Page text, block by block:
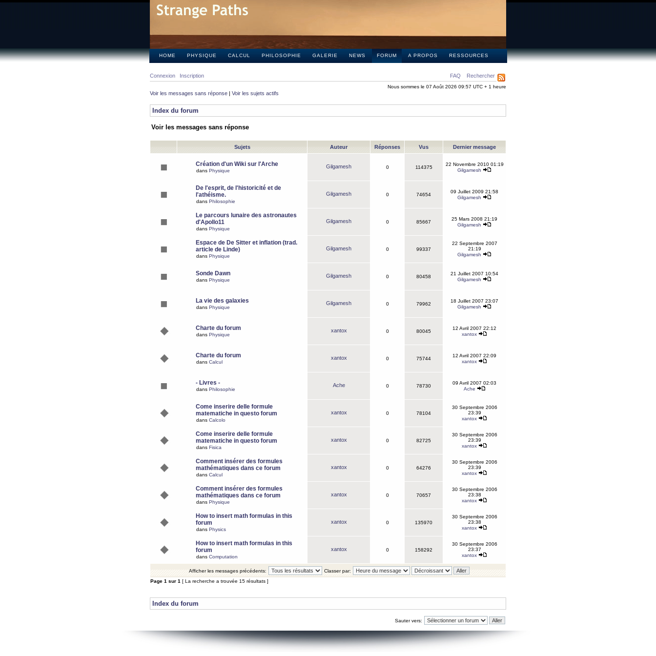
HOME PHYSIQUE CALCUL PHILOSOPHIE GALERIE NEWS FORUM A PROPOS RESSOURCES
FAQ Rechercher
Connexion Inscription
Nous sommes le 07 Août 2026 09:57 UTC + 1 heure
Voir les messages sans réponse | Voir les sujets actifs
Index du forum
Voir les messages sans réponse
Sujets Auteur Réponses Vus Dernier message
Création d'un Wiki sur l'Arche
dans Physique
Gilgamesh 0 114375
22 Novembre 2010 01:19
Gilgamesh
De l'esprit, de l'historicité et de
l'athéisme.
dans Philosophie
Gilgamesh 0 74654
09 Juillet 2009 21:58
Gilgamesh
Le parcours lunaire des astronautes
d'Apollo11
dans Physique
Gilgamesh 0 85667
25 Mars 2008 21:19
Gilgamesh
Espace de De Sitter et inflation (trad.
article de Linde)
dans Physique
Gilgamesh 0 99337
22 Septembre 2007
21:19
Gilgamesh
Sonde Dawn
dans Physique
Gilgamesh 0 80458
21 Juillet 2007 10:54
Gilgamesh
La vie des galaxies
dans Physique
Gilgamesh 0 79962
18 Juillet 2007 23:07
Gilgamesh
Charte du forum
dans Physique
xantox 0 80045
12 Avril 2007 22:12
xantox
Charte du forum
dans Calcul
xantox 0 75744
12 Avril 2007 22:09
xantox
- Livres -
dans Philosophie
Ache 0 78730
09 Avril 2007 02:03
Ache
Come inserire delle formule
matematiche in questo forum
dans Calcolo
xantox 0 78104
30 Septembre 2006
23:39
xantox
Come inserire delle formule
matematiche in questo forum
dans Fisica
xantox 0 82725
30 Septembre 2006
23:39
xantox
Comment insérer des formules
mathématiques dans ce forum
dans Calcul
xantox 0 64276
30 Septembre 2006
23:39
xantox
Comment insérer des formules
mathématiques dans ce forum
dans Physique
xantox 0 70657
30 Septembre 2006
23:38
xantox
How to insert math formulas in this
forum
dans Physics
xantox 0 135970
30 Septembre 2006
23:38
xantox
How to insert math formulas in this
forum
dans Computation
xantox 0 158292
30 Septembre 2006
23:37
xantox
Afficher les messages précédents:
Classer par:
Page 1 sur 1 [ La recherche a trouvée 15 résultats ]
Index du forum
Sauter vers: